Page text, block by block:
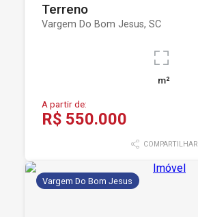
Terreno
Vargem Do Bom Jesus, SC
m²
A partir de:
R$ 550.000
COMPARTILHAR
Vargem Do Bom Jesus